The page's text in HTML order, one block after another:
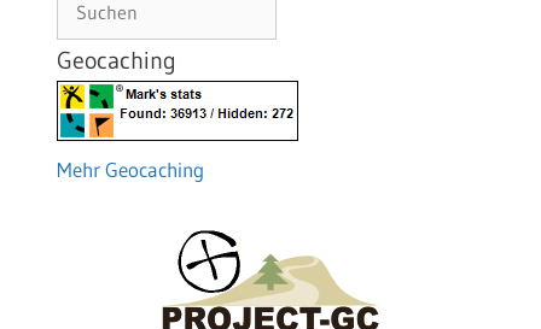
Geocaching
Mehr Geocaching